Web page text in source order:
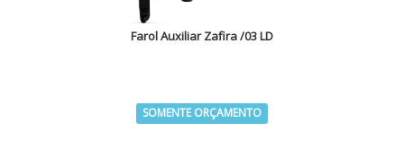
Farol Auxiliar Zafira /03 LD
SOMENTE ORÇAMENTO